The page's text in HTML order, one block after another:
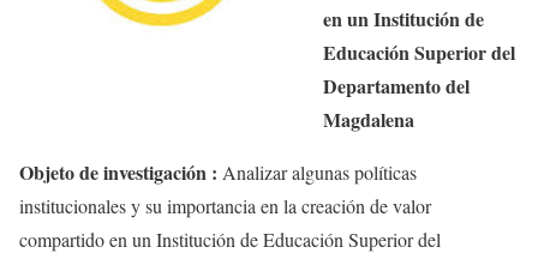
en un Institución de
Educación Superior del
Departamento del
Magdalena
Objeto de investigación : Analizar algunas políticas
institucionales y su importancia en la creación de valor
compartido en un Institución de Educación Superior del